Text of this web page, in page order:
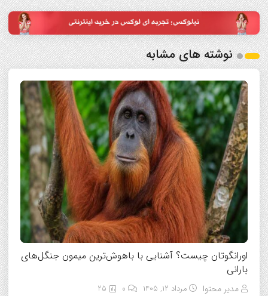
نوشته های مشابه
اورانگوتان چیست؟ آشنایی با باهوش‌ترین میمون جنگل‌های
بارانی
مدیر محتوا مرداد ۱۲, ۱۴۰۵ 25